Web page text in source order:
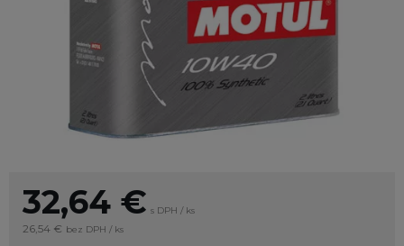
32,64 € s DPH / ks
26,54 € bez DPH / ks